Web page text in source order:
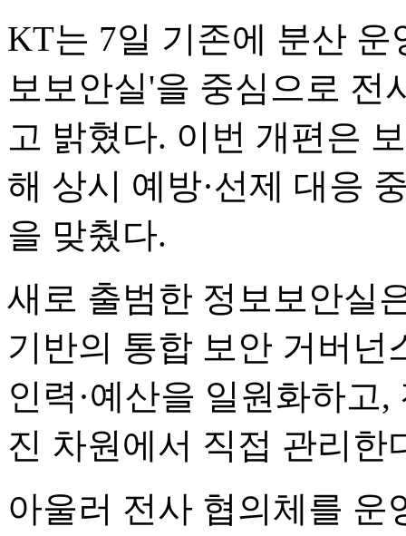
KT는 7일 기존에 분산
보보안실'을 중심으로 전
고 밝혔다. 이번 개편은
해 상시 예방·선제 대응
을 맞췄다.
새로 출범한 정보보안실
기반의 통합 보안 거버넌
인력·예산을 일원화하고
진 차원에서 직접 관리한
아울러 전사 협의체를 운